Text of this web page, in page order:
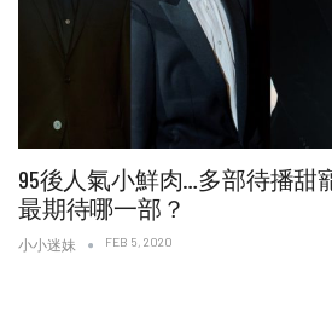
95後人氣小鮮肉…多部待播甜
最期待哪一部？
小小迷妹 FEB 5, 2020